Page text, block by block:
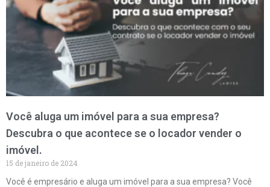
Você aluga um imóvel para a sua empresa?
Descubra o que acontece se o locador vender o
imóvel.
15 de janeiro de 2024
Você é empresário e aluga um imóvel para a sua empresa? Você